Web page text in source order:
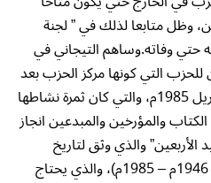
وظل متابعا لذلك في ” لجنة
حتي وفاته.وساهم التيجاني في
للحزب التي كونها مركز الحزب بعد
انتفاضة مارس- ابريل 1985م، والتي كان ثمرة نشاطها
والمؤرخين والمبدعين انجاز
والذي وثق لتاريخ
الحزب في الفترة ( 1946م – 1985م)، والذي يحتاج